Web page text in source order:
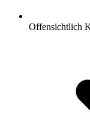
Offensichtlich